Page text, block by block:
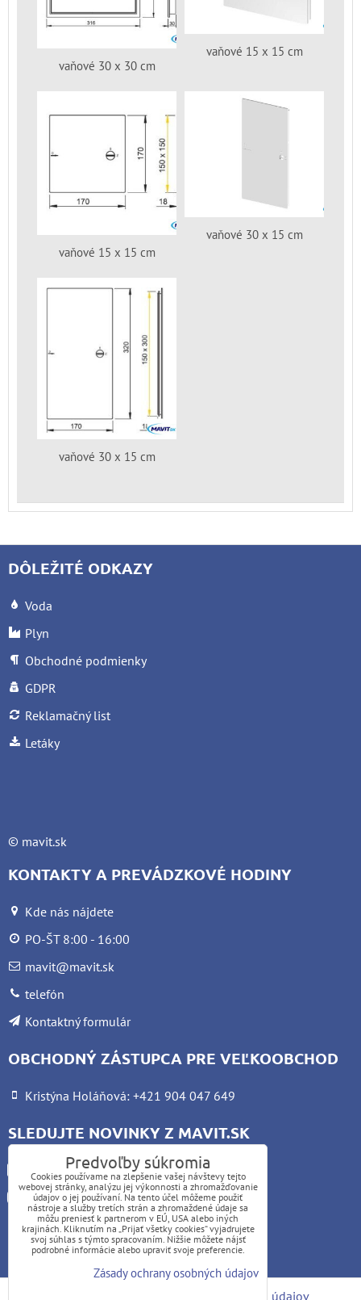
vaňové 30 x 30 cm
vaňové 15 x 15 cm
vaňové 15 x 15 cm
vaňové 30 x 15 cm
vaňové 30 x 15 cm
DÔLEŽITÉ ODKAZY
Voda
Plyn
Obchodné podmienky
GDPR
Reklamačný list
Letáky
© mavit.sk
KONTAKTY A PREVÁDZKOVÉ HODINY
Kde nás nájdete
PO-ŠT 8:00 - 16:00
mavit@mavit.sk
telefón
Kontaktný formulár
OBCHODNÝ ZÁSTUPCA PRE VEĽKOOBCHOD
Kristýna Holáňová: +421 904 047 649
SLEDUJTE NOVINKY Z MAVIT.SK
Facebook
Instagram
UPOZORNENIE:
Platba kartou nie je možná
Zásady ochrany osobných údajov
Predvoľby súkromia
Cookies používame na zlepšenie vašej návštevy tejto
webovej stránky, analýzu jej výkonnosti a zhromažďovanie
údajov o jej používaní. Na tento účel môžeme použiť
nástroje a služby tretích strán a zhromaždené údaje sa
môžu preniesť k partnerom v EÚ, USA alebo iných
krajinách. Kliknutím na „Prijať všetky cookies“ vyjadrujete
svoj súhlas s týmto spracovaním. Nižšie môžete nájsť
podrobné informácie alebo upraviť svoje preferencie.
Zásady ochrany osobných údajov